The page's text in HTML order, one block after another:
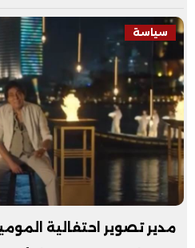
سياسة
مدير تصوير احتفالية